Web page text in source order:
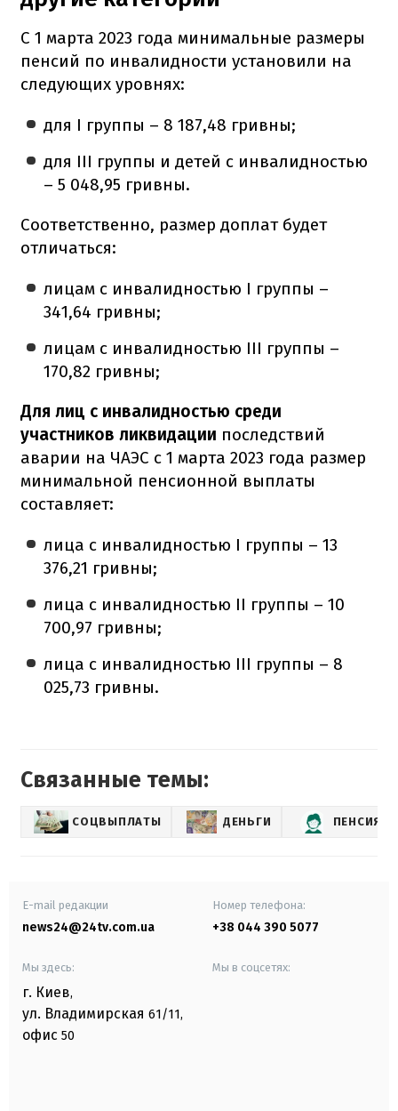
С 1 марта 2023 года минимальные размеры
пенсий по инвалидности установили на
следующих уровнях:
для I группы – 8 187,48 гривны;
для III группы и детей с инвалидностью
– 5 048,95 гривны.
Соответственно, размер доплат будет
отличаться:
лицам с инвалидностью I группы –
341,64 гривны;
лицам с инвалидностью III группы –
170,82 гривны;
Для лиц с инвалидностью среди
участников ликвидации последствий
аварии на ЧАЭС с 1 марта 2023 года размер
минимальной пенсионной выплаты
составляет:
лица с инвалидностью I группы – 13
376,21 гривны;
лица с инвалидностью ІІ группы – 10
700,97 гривны;
лица с инвалидностью ІІІ группы – 8
025,73 гривны.
Связанные темы:
СОЦВЫПЛАТЫ ДЕНЬГИ ПЕНСИЯ
E-mail редакции
news24@24tv.com.ua
Номер телефона:
+38 044 390 5077
Мы здесь:
г. Киев,
ул. Владимирская 61/11,
офис 50
Мы в соцсетях: